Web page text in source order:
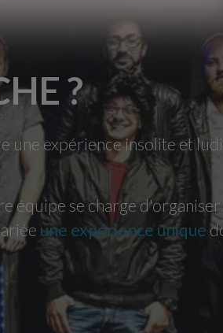
?
une expérience insolite et
équipe se charge
une expérience unique